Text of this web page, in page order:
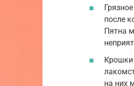
после
Пятна
Крошки
на них